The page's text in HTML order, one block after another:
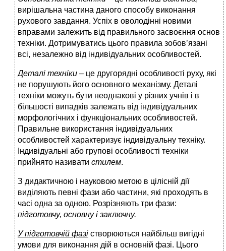
вирішальна частина даного способу виконання
рухового завдання. Успіх в оволодінні новими
вправами залежить від правильного засвоєння основ
техніки. Дотримуватись цього правила зобов’язані
всі, незалежно від індивідуальних особливостей.
Деталі техніки – це другорядні особливості руху, які
не порушують його основного механізму. Деталі
техніки можуть бути неоднакові у різних учнів і в
більшості випадків залежать від індивідуальних
морфологічних і функціональних особливостей.
Правильне використання індивідуальних
особливостей характеризує індивідуальну техніку.
Індивідуальні або групові особливості техніки
прийнято називати стилем.
З дидактичною і науковою метою в цілісній дії
виділяють певні фази або частини, які проходять в
часі одна за одною. Розрізняють три фази:
підготовчу, основну і заключну.
У підготовчій фазі створюються найбільш вигідні
умови для виконання дій в основній фазі. Цього